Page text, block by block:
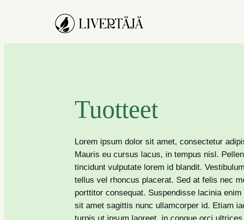
Tuotteet
Lorem ipsum dolor sit amet, consectetur
Mauris eu cursus lacus, in tempus nisl.
tincidunt vulputate lorem id blandit.
tellus vel rhoncus placerat. Sed at felis nec
porttitor consequat. Suspendisse lacinia enim
sit amet sagittis nunc ullamcorper id. Etiam